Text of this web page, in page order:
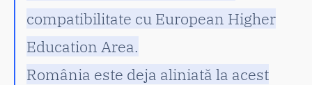
compatibilitate cu European Higher
Education Area.
România este deja aliniată la acest